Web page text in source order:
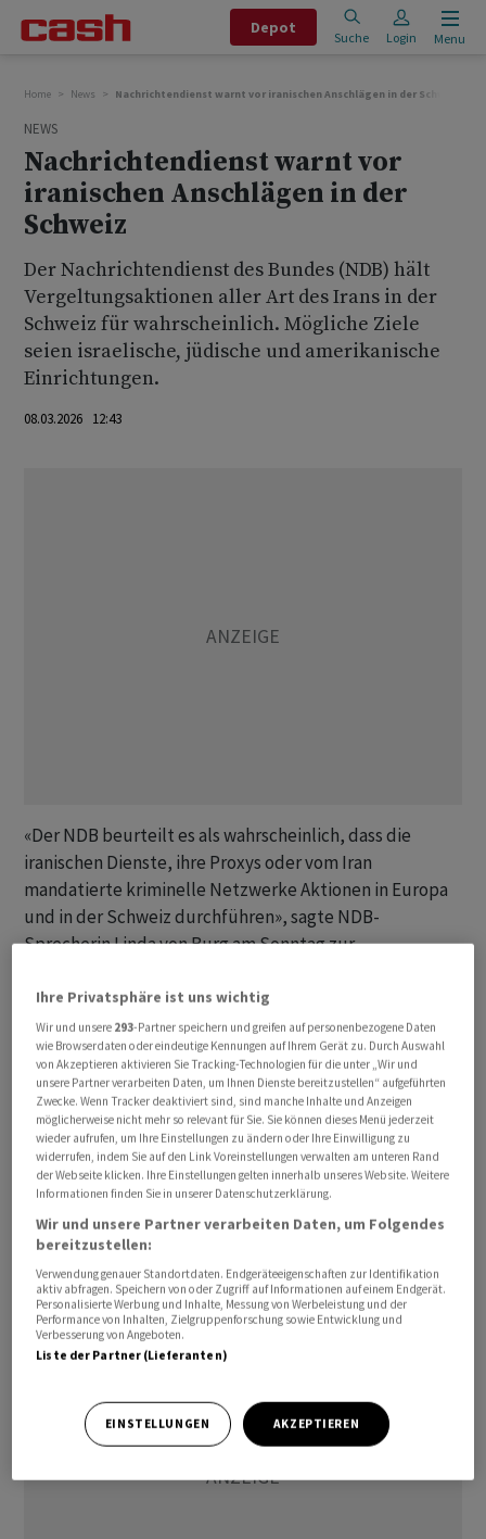
Depot
Suche Login Menu
Home News Nachrichtendienst warnt vor iranischen Anschlägen in der Schweiz
NEWS
Nachrichtendienst warnt vor
iranischen Anschlägen in der
Schweiz
Der Nachrichtendienst des Bundes (NDB) hält
Vergeltungsaktionen aller Art des Irans in der
Schweiz für wahrscheinlich. Mögliche Ziele
seien israelische, jüdische und amerikanische
Einrichtungen.
08.03.2026 12:43
«Der NDB beurteilt es als wahrscheinlich, dass die
iranischen Dienste, ihre Proxys oder vom Iran
mandatierte kriminelle Netzwerke Aktionen in Europa
und in der Schweiz durchführen», sagte NDB-
Sprecherin Linda von Burg am Sonntag zur
damit einen Bericht des «SonntagsBlick». Die Schweiz
gelte als wichtiger Operationsraum für
Nachrichtendienste und biete zahlreiche Ziele.
Laut von Burg könnte der Iran «asymetrische Anschläge
gegen israelische, jüdische und amerikanische Ziele in
der Schweiz» einsetzen. Damit sind neben möglichen
Terroranschlägen auch Sabotageakte,
Desinformationskampagnen, Demonstrationen und
Cyberangriffe gemeint. Eine Gefahr gehe nicht nur vom
Regime selbst aus, sondern auch von dessen
Verbündeten wie der Hisbollah oder der Hamas.
Ihre Privatsphäre ist uns wichtig
Wir und unsere 293-Partner speichern und greifen auf personenbezogene Daten
wie Browserdaten oder eindeutige Kennungen auf Ihrem Gerät zu. Durch Auswahl
von Akzeptieren aktivieren Sie Tracking-Technologien für die unter „Wir und
unsere Partner verarbeiten Daten, um Ihnen Dienste bereitzustellen“ aufgeführten
Zwecke. Wenn Tracker deaktiviert sind, sind manche Inhalte und Anzeigen
möglicherweise nicht mehr so relevant für Sie. Sie können dieses Menü jederzeit
wieder aufrufen, um Ihre Einstellungen zu ändern oder Ihre Einwilligung zu
widerrufen, indem Sie auf den Link Voreinstellungen verwalten am unteren Rand
der Webseite klicken. Ihre Einstellungen gelten innerhalb unseres Website. Weitere
Informationen finden Sie in unserer Datenschutzerklärung.
Wir und unsere Partner verarbeiten Daten, um Folgendes
bereitzustellen:
Verwendung genauer Standortdaten. Endgeräteeigenschaften zur Identifikation
aktiv abfragen. Speichern von oder Zugriff auf Informationen auf einem Endgerät.
Personalisierte Werbung und Inhalte, Messung von Werbeleistung und der
Performance von Inhalten, Zielgruppenforschung sowie Entwicklung und
Verbesserung von Angeboten.
Liste der Partner (Lieferanten)
EINSTELLUNGEN AKZEPTIEREN